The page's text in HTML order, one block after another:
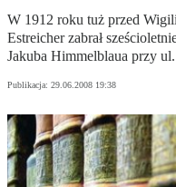
W 1912 roku tuż przed
Estreicher zabrał
Jakuba Himmelblaua przy
Publikacja: 29.06.2008 19:38